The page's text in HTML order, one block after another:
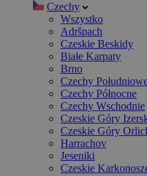
Czechy
Wszystko
Adršpach
Czeskie Beskidy
Białe Karpaty
Brno
Czechy
Czechy Północne
Czechy Wschodnie
Czeskie Góry
Czeskie Góry
Harrachov
Jeseniki
Czeskie